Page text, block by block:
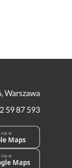
Warszawa
59 87 593
nas w
Maps
nas w
Maps